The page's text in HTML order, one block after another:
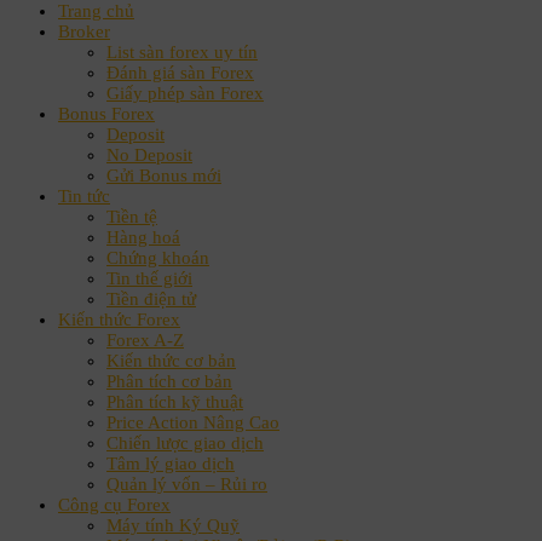
Trang chủ
Broker
List sàn forex uy tín
Đánh giá sàn Forex
Giấy phép sàn Forex
Bonus Forex
Deposit
No Deposit
Gửi Bonus mới
Tin tức
Tiền tệ
Hàng hoá
Chứng khoán
Tin thế giới
Tiền điện tử
Kiến thức Forex
Forex A-Z
Kiến thức cơ bản
Phân tích cơ bản
Phân tích kỹ thuật
Price Action Nâng Cao
Chiến lược giao dịch
Tâm lý giao dịch
Quản lý vốn – Rủi ro
Công cụ Forex
Máy tính Ký Quỹ